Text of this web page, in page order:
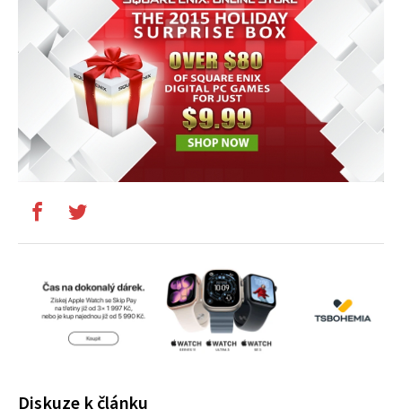
Diskuze k článku